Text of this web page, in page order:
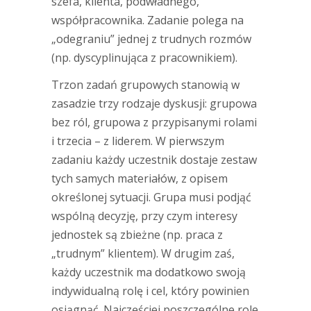
współpracownika. Zadanie polega na
„odegraniu” jednej z trudnych rozmów
(np. dyscyplinująca z pracownikiem).
Trzon zadań grupowych stanowią w
zasadzie trzy rodzaje dyskusji: grupowa
bez ról, grupowa z przypisanymi rolami
i trzecia – z liderem. W pierwszym
zadaniu każdy uczestnik dostaje zestaw
tych samych materiałów, z opisem
określonej sytuacji. Grupa musi podjąć
wspólną decyzję, przy czym interesy
jednostek są zbieżne (np. praca z
„trudnym” klientem). W drugim zaś,
każdy uczestnik ma dodatkowo swoją
indywidualną rolę i cel, który powinien